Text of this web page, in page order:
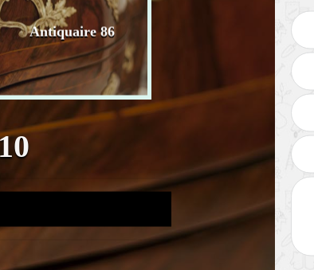
Antiquaire 86
d'appartement 86